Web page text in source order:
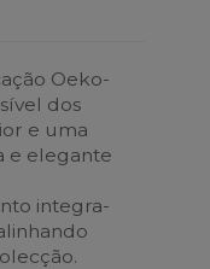
Oeko-
dos
e uma
e elegante
integra-